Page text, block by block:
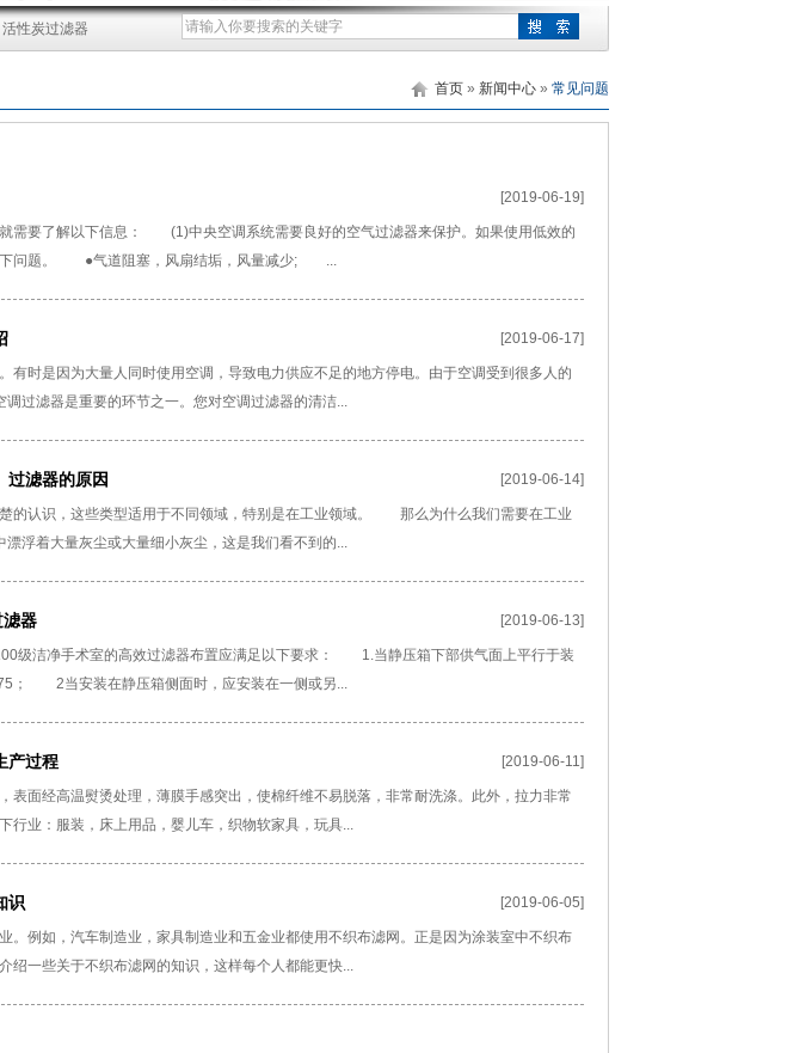
活性炭过滤器
首页» 新闻中心» 常见问题
[2019-06-19]
需要了解以下信息： (1)中央空调系统需要良好的空气过滤器来保护。如果使用低效的
下问题。 ●气道阻塞，风扇结垢，风量减少; ...
[2019-06-17]
有时是因为大量人同时使用空调，导致电力供应不足的地方停电。由于空调受到很多人的
过滤器是重要的环节之一。您对空调过滤器的清洁...
[2019-06-14]
过滤器的原因
的认识，这些类型适用于不同领域，特别是在工业领域。 那么为什么我们需要在工业
浮着大量灰尘或大量细小灰尘，这是我们看不到的...
[2019-06-13]
器
级洁净手术室的高效过滤器布置应满足以下要求： 1.当静压箱下部供气面上平行于装
； 2当安装在静压箱侧面时，应安装在一侧或另...
[2019-06-11]
产过程
表面经高温熨烫处理，薄膜手感突出，使棉纤维不易脱落，非常耐洗涤。此外，拉力非常
行业：服装，床上用品，婴儿车，织物软家具，玩具...
[2019-06-05]
识
。例如，汽车制造业，家具制造业和五金业都使用不织布滤网。正是因为涂装室中不织布
绍一些关于不织布滤网的知识，这样每个人都能更快...